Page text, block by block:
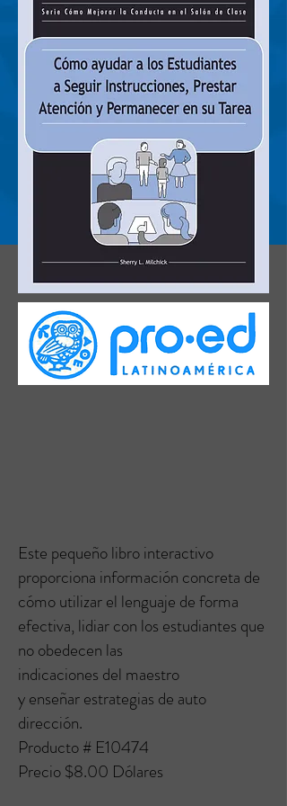
Este pequeño libro interactivo
proporciona información concreta de
cómo utilizar el lenguaje de forma
efectiva, lidiar con los estudiantes que
no obedecen las
indicaciones del maestro
y enseñar estrategias de auto
dirección.
Producto # E10474
Precio $8.00 Dólares